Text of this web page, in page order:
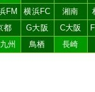
FM 横浜FC 湘南
都 G大阪 C大阪
州 鳥栖 長崎